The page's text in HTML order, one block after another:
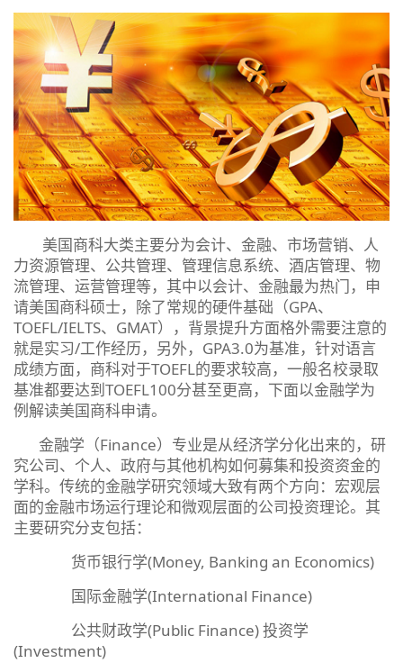
美国商科大类主要分为会计、金融、市场营销、人
力资源管理、公共管理、管理信息系统、酒店管理、物
流管理、运营管理等，其中以会计、金融最为热门，申
请美国商科硕士，除了常规的硬件基础（GPA、
TOEFL/IELTS、GMAT），背景提升方面格外需要注意的
就是实习/工作经历，另外，GPA3.0为基准，针对语言
成绩方面，商科对于TOEFL的要求较高，一般名校录取
基准都要达到TOEFL100分甚至更高，下面以金融学为
例解读美国商科申请。
金融学（Finance）专业是从经济学分化出来的，研
究公司、个人、政府与其他机构如何募集和投资资金的
学科。传统的金融学研究领域大致有两个方向：宏观层
面的金融市场运行理论和微观层面的公司投资理论。其
主要研究分支包括：
货币银行学(Money, Banking an Economics)
国际金融学(International Finance)
公共财政学(Public Finance) 投资学
(Investment)